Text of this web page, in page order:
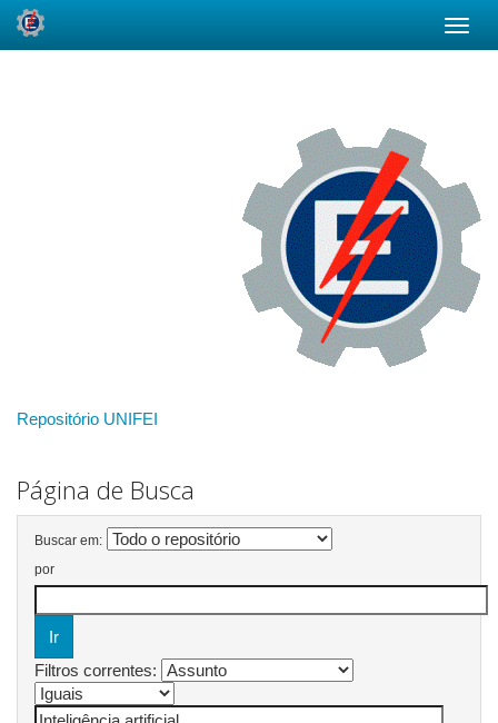
Repositório UNIFEI
Página de Busca
Buscar em:
por
Filtros correntes: